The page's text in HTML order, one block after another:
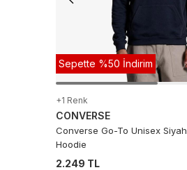
Sepette %50 İndirim
+1 Renk
CONVERSE
Converse Go-To Unisex Siyah
Hoodie
2.249 TL